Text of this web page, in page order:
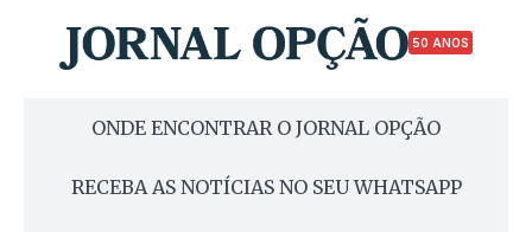
50 ANOS
ONDE ENCONTRAR O JORNAL OPÇÃO
RECEBA AS NOTÍCIAS NO SEU WHATSAPP